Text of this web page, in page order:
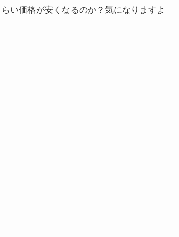
い価格が安くなるのか？気になりますよ